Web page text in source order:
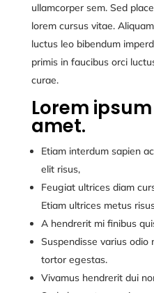
ullamcorper sem. Sed
lorem cursus vitae.
luctus leo bibendum
primis in faucibus orci
curae.
Lorem
amet.
Etiam interdum sapien
elit risus,
Feugiat ultrices diam
Etiam ultrices metus
A hendrerit mi finibus
Suspendisse varius odio
tortor egestas.
Vivamus hendrerit dui